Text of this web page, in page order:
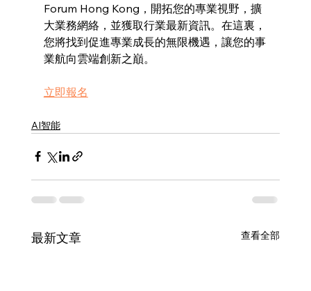
Forum Hong Kong，開拓您的專業視野，擴
大業務網絡，並獲取行業最新資訊。在這裏，
您將找到促進專業成長的無限機遇，讓您的事
業航向雲端創新之巔。
立即報名
AI智能
最新文章 查看全部